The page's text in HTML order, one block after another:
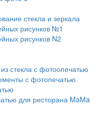
стекла и зеркала
рисунков №1
рисунков N2
стекла с фотоопечатью
с фотопечатью
для ресторана MaMa